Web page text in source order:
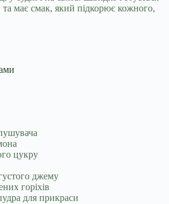
та має смак, який підкорює кожного,
цукру
джему
горіхів
для прикраси